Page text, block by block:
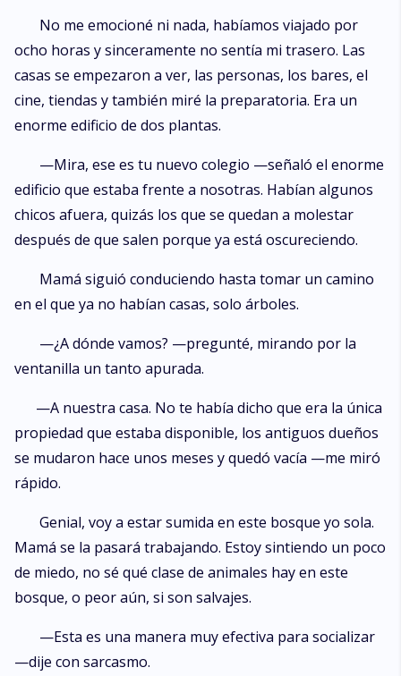
No me emocioné ni nada, habíamos viajado por
ocho horas y sinceramente no sentía mi trasero. Las
casas se empezaron a ver, las personas, los bares, el
cine, tiendas y también miré la preparatoria. Era un
enorme edificio de dos plantas.
—Mira, ese es tu nuevo colegio —señaló el enorme
edificio que estaba frente a nosotras. Habían algunos
chicos afuera, quizás los que se quedan a molestar
después de que salen porque ya está oscureciendo.
Mamá siguió conduciendo hasta tomar un camino
en el que ya no habían casas, solo árboles.
—¿A dónde vamos? —pregunté, mirando por la
ventanilla un tanto apurada.
—A nuestra casa. No te había dicho que era la única
propiedad que estaba disponible, los antiguos dueños
se mudaron hace unos meses y quedó vacía —me miró
rápido.
Genial, voy a estar sumida en este bosque yo sola.
Mamá se la pasará trabajando. Estoy sintiendo un poco
de miedo, no sé qué clase de animales hay en este
bosque, o peor aún, si son salvajes.
—Esta es una manera muy efectiva para socializar
—dije con sarcasmo.